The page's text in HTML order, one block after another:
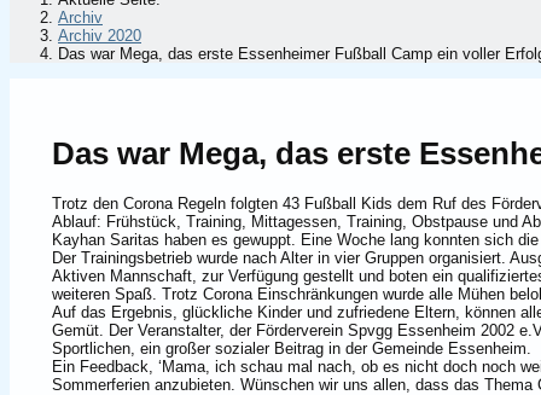
Archiv
Archiv 2020
Das war Mega, das erste Essenheimer Fußball Camp ein voller
Das war Mega, das erste
Trotz den Corona Regeln folgten 43 Fußball Kids dem Ruf des
Ablauf: Frühstück, Training, Mittagessen, Training, Obstpause und
Kayhan Saritas haben es gewuppt. Eine Woche lang konnten sich
Der Trainingsbetrieb wurde nach Alter in vier Gruppen organisiert.
Aktiven Mannschaft, zur Verfügung gestellt und boten ein
weiteren Spaß. Trotz Corona Einschränkungen wurde alle Mühen
Auf das Ergebnis, glückliche Kinder und zufriedene Eltern, können
Gemüt. Der Veranstalter, der Förderverein Spvgg Essenheim 2002
Sportlichen, ein großer sozialer Beitrag in der Gemeinde Essenheim.
Ein Feedback, ‘Mama, ich schau mal nach, ob es nicht doch noch
Sommerferien anzubieten. Wünschen wir uns allen, dass das